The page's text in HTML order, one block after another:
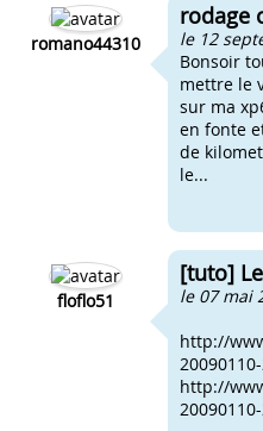
romano44310
rodage
le 12
Bonsoir
mettre le
sur ma
en fonte
de
le...
floflo51
[tuto]
le 07 mai
http://
http://